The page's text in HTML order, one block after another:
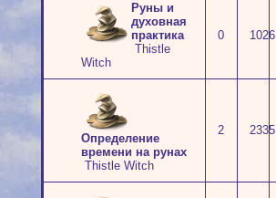
Руны и
духовная
практика
Thistle
Witch
0 1026
Определение
времени на рунах
Thistle Witch
2 2335